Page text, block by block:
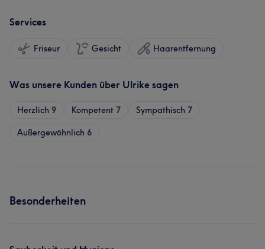
Services
Friseur Gesicht Haarentfernung
Was unsere Kunden über Ulrike sagen
Herzlich 9 Kompetent 7 Sympathisch 7
Außergewöhnlich 6
Besonderheiten